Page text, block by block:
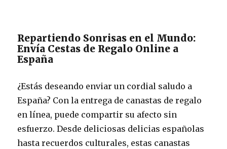
Repartiendo Sonrisas en el Mundo:
Envía Cestas de Regalo Online a
España
¿Estás deseando enviar un cordial saludo a
España? Con la entrega de canastas de regalo
en línea, puede compartir su afecto sin
esfuerzo. Desde deliciosas delicias españolas
hasta recuerdos culturales, estas canastas